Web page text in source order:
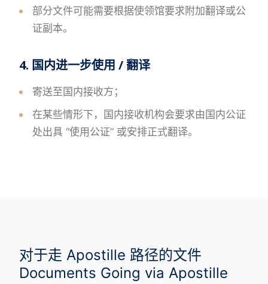
部分文件可能需要根据使领馆要求附加翻译或公
证副本。
4. 国内进一步使用 / 翻译
寄送至国内接收方；
在某些情形下，国内接收机构会要求由国内公证
处出具 “使用公证” 或安排正式翻译。
对于走 Apostille 路径的文件
Documents Going via Apostille